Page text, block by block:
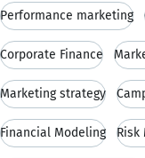
Performance marketing
Corporate Finance
Marketing strategy
Financial Modeling Risk